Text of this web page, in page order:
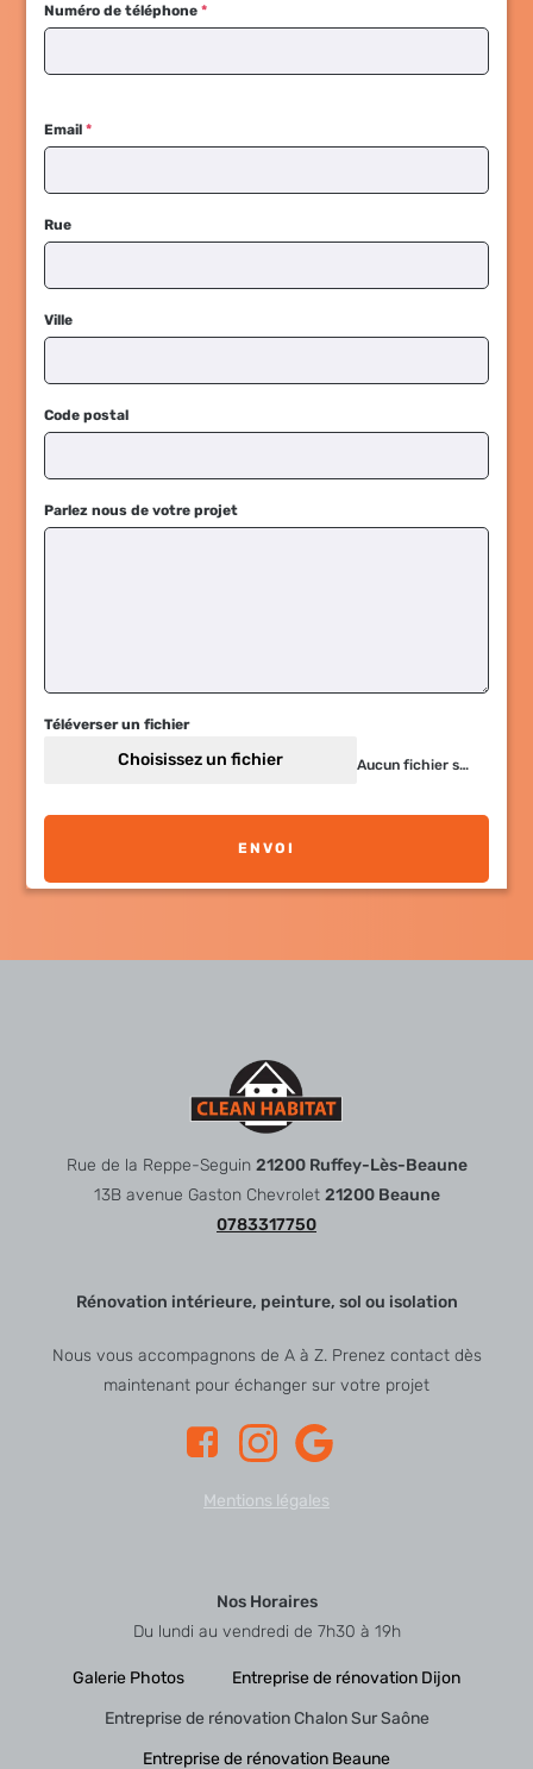
Numéro de téléphone*
Email*
Rue
Ville
Code postal
Parlez nous de votre projet
Téléverser un fichier
Choisissez un fichier Aucun fichier sélectionné
ENVOI
Rue de la Reppe-Seguin 21200 Ruffey-Lès-Beaune
13B avenue Gaston Chevrolet 21200 Beaune
0783317750
Rénovation intérieure, peinture, sol ou isolation
Nous vous accompagnons de A à Z. Prenez contact dès
maintenant pour échanger sur votre projet
Mentions légales
Nos Horaires
Du lundi au vendredi de 7h30 à 19h
Galerie Photos
Entreprise de rénovation Dijon
Entreprise de rénovation Chalon Sur Saône
Entreprise de rénovation Beaune